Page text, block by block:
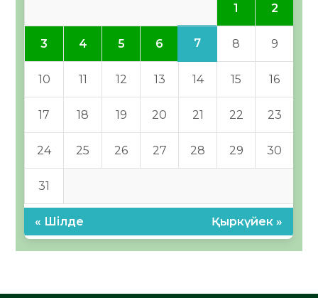
1 2
3 4 5 6 7 8 9
10 11 12 13 14 15 16
17 18 19 20 21 22 23
24 25 26 27 28 29 30
31
« Шілде Қыркүйек »